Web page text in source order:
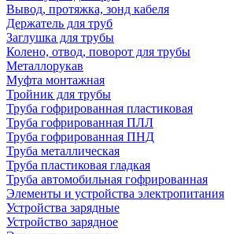
Вывод, протяжка, зонд кабеля
Держатель для труб
Заглушка для трубы
Колено, отвод, поворот для трубы
Металлорукав
Муфта монтажная
Тройник для трубы
Труба гофрированная пластиковая
Труба гофрированная ПЛЛ
Труба гофрированная ПНД
Труба металлическая
Труба пластиковая гладкая
Труба автомобильная гофрированная
Элементы и устройства электропитания
Устройства зарядные
Устройство зарядное